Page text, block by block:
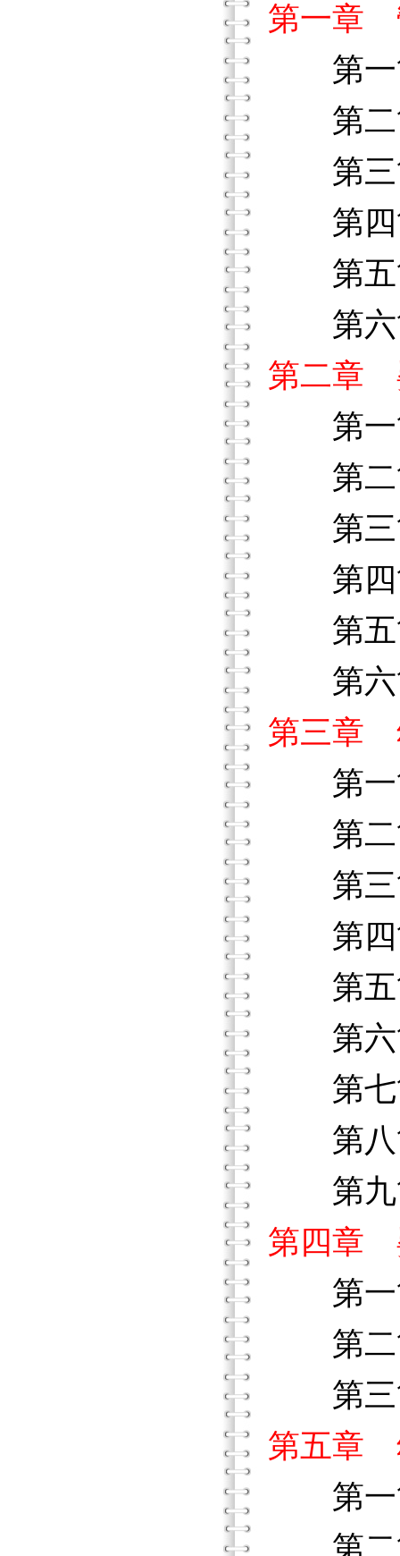
第一章
第一
第二
第三
第四
第五
第六
第二章
第一
第二
第三
第四
第五
第六
第三章
第一
第二
第三
第四
第五
第六
第七
第八
第九
第四章
第一
第二
第三
第五章
第一
第二